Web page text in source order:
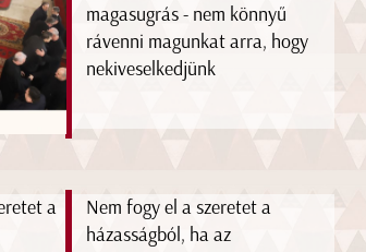
magasugrás - nem könnyű
rávenni magunkat arra, hogy
nekiveselkedjünk
Nem fogy el a szeretet a
házasságból, ha az